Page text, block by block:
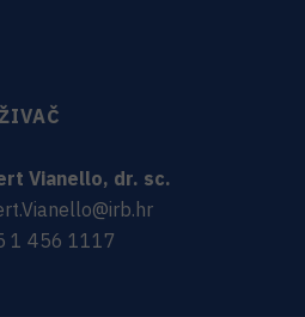
Vianello, dr. sc.
1 456 1117